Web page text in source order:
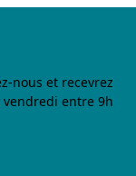
nous et recevrez
entre 9h